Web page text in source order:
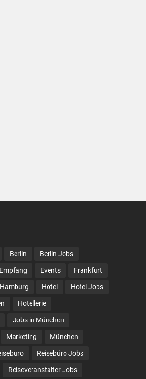
Berlin Berlin Jobs
Empfang Events Frankfurt
Hamburg Hotel Hotel Jobs
Hotellerie
Jobs in München
Marketing München
Reisebüro Jobs
Reiseveranstalter Jobs